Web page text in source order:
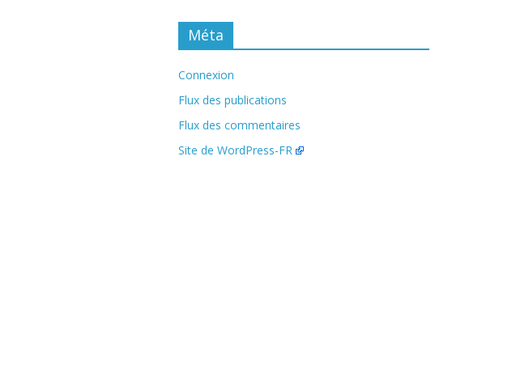
Méta
Connexion
Flux des publications
Flux des commentaires
Site de WordPress-FR